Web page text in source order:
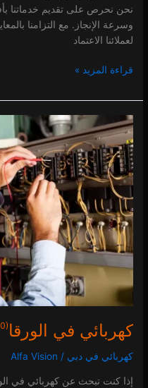
نحن نحرص على تقديم خدماتنا
وسرعة الإنجاز. مع التزامنا
لعملائنا الاعتماد
قراءة المزيد »
كهربائي في الورقا
كهربائي في دبي /
Alfa Vision
إذا كنت تبحث عن كهربائي في
كهربائي
في
الورقا
0 (0)